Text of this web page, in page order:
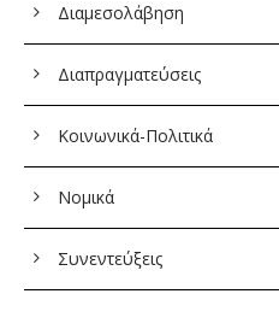
Διαμεσολάβηση
Διαπραγματεύσεις
Κοινωνικά-Πολιτικά
Νομικά
Συνεντεύξεις